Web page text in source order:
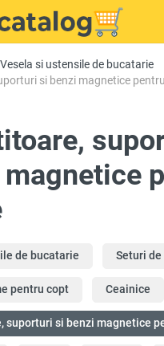
Vesela si ustensile de bucatarie
si benzi magnetice
magnetice
de bucatarie Seturi
pentru copt Ceainice
suporturi si benzi magnetice